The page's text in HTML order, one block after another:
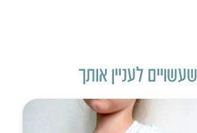
לעניין אותך